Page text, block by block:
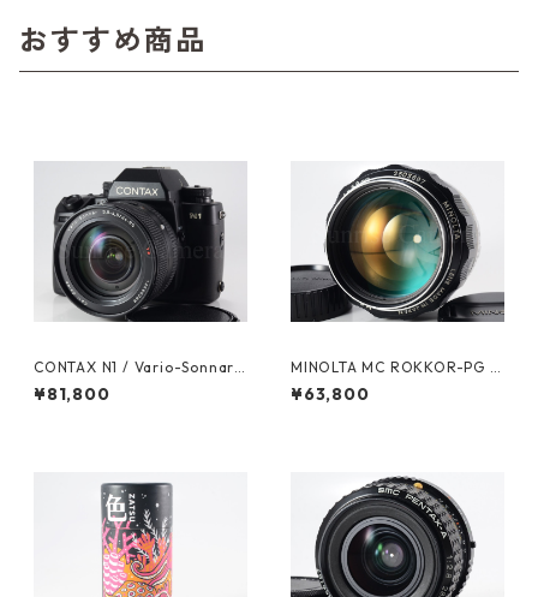
おすすめ商品
CONTAX N1 / Vario-Sonnar
24-85mm F3.5-4.5 コンタッ
クス (61606)
¥81,800
MINOLTA MC ROKKOR-PG 5
8mm F1.2 整備済ミノルタ（61
200）
¥63,800